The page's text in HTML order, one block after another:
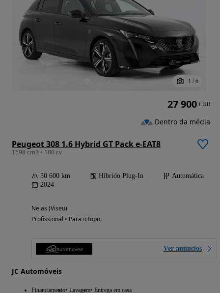
1 / 6
Peugeot 308 1.6 Hybrid GT Pack e-EAT8
1598 cm3 • 180 cv
50 600 km Híbrido Plug-In
Automática
2024
Nelas (Viseu)
Profissional • Para o topo
Ver anúncios
JC Automóveis
Financiamento Lavagem Entrega em casa
27 900 EUR
Dentro da média